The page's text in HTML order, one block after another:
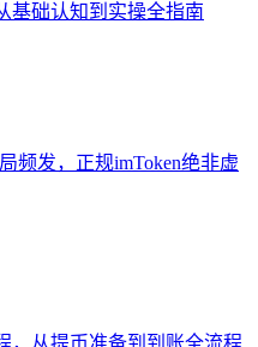
基础认知到实操全指南
频发，正规imToken绝非虚
，从提币准备到到账全流程